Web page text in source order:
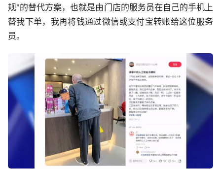
规"的替代方案，也就是由门店的服务员在自己的手机上
替我下单，我再将钱通过微信或支付宝转账给这位服务
员。